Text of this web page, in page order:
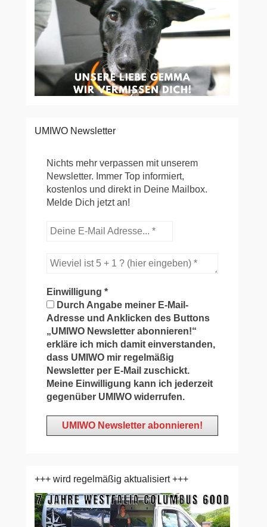
UMIWO Newsletter
Nichts mehr verpassen mit unserem
Newsletter. Immer Top informiert,
kostenlos und direkt in Deine Mailbox.
Melde Dich jetzt an!
Einwilligung*
Durch Angabe meiner E-Mail-
Adresse und Anklicken des Buttons
„UMIWO Newsletter abonnieren!“
erkläre ich mich damit einverstanden,
dass UMIWO mir regelmäßig
Newsletter per E-Mail zuschickt.
Meine Einwilligung kann ich jederzeit
gegenüber UMIWO widerrufen.
+++ wird regelmäßig aktualisiert +++